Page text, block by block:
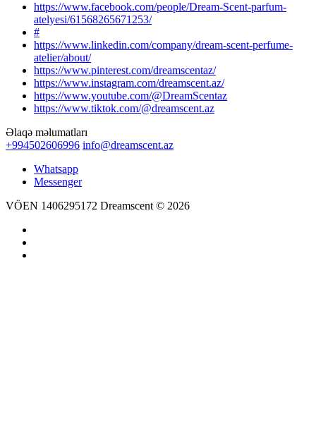
https://www.facebook.com/people/Dream-Scent-parfum-
atelyesi/61568265671253/
#
https://www.linkedin.com/company/dream-scent-perfume-
atelier/about/
https://www.pinterest.com/dreamscentaz/
https://www.instagram.com/dreamscent.az/
https://www.youtube.com/@DreamScentaz
https://www.tiktok.com/@dreamscent.az
Əlaqə məlumatları
+994502606996 info@dreamscent.az
Whatsapp
Messenger
VÖEN 1406295172 Dreamscent © 2026